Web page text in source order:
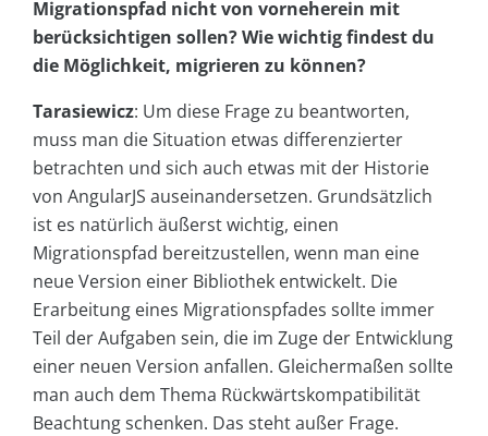
Migrationspfad nicht von vorneherein mit
berücksichtigen sollen? Wie wichtig findest du
die Möglichkeit, migrieren zu können?
Tarasiewicz: Um diese Frage zu beantworten,
muss man die Situation etwas differenzierter
betrachten und sich auch etwas mit der Historie
von AngularJS auseinandersetzen. Grundsätzlich
ist es natürlich äußerst wichtig, einen
Migrationspfad bereitzustellen, wenn man eine
neue Version einer Bibliothek entwickelt. Die
Erarbeitung eines Migrationspfades sollte immer
Teil der Aufgaben sein, die im Zuge der Entwicklung
einer neuen Version anfallen. Gleichermaßen sollte
man auch dem Thema Rückwärtskompatibilität
Beachtung schenken. Das steht außer Frage.